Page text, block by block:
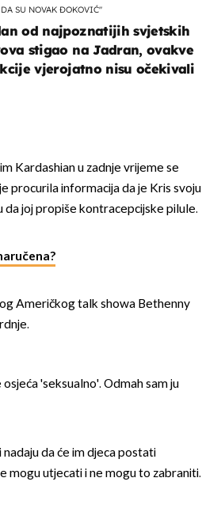
SU NOVAK ĐOKOVIĆ"
od najpoznatijih svjetskih
stigao na Jadran, ovakve
vjerojatno nisu očekivali
Kardashian u zadnje vrijeme se
procurila informacija da je Kris svoju
joj propiše kontracepcijske pilule.
Američkog talk showa Bethenny
'seksualno'. Odmah sam ju
da će im djeca postati
mogu utjecati i ne mogu to zabraniti.
OMOGUĆI OBAVIJESTI